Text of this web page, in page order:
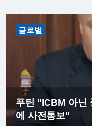
글로벌
푸틴 "ICBM 아닌
에 사전통보"